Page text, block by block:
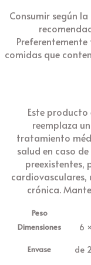
Consumir según
comidas que
Este
reemplaza
tratamiento
salud en caso
crónica.
Peso
Dimensiones 6
Envase de